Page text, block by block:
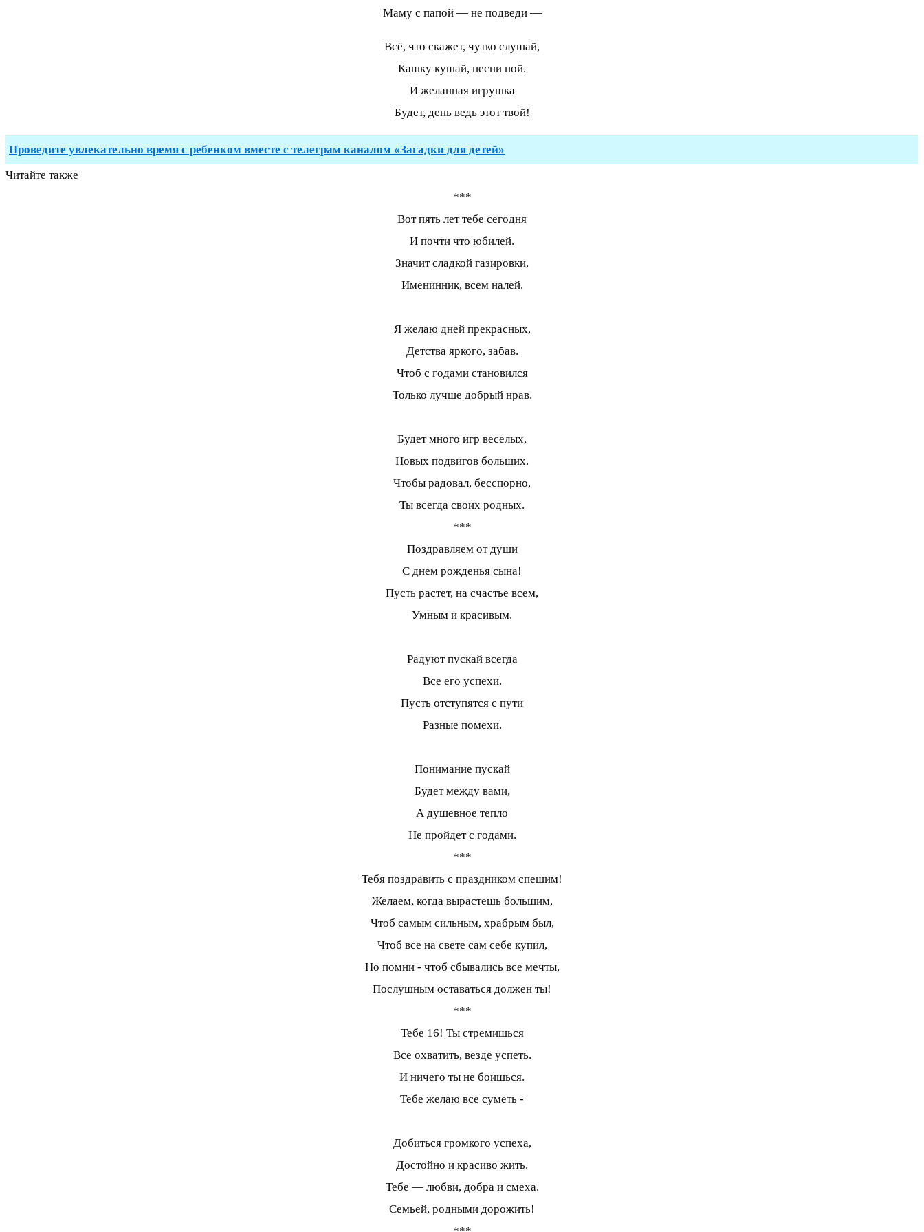
Маму с папой — не подведи —
Всё, что скажет, чутко слушай,
Кашку кушай, песни пой.
И желанная игрушка
Будет, день ведь этот твой!
Проведите увлекательно время с ребенком вместе с телеграм каналом «Загадки для детей»
Читайте также
***
Вот пять лет тебе сегодня
И почти что юбилей.
Значит сладкой газировки,
Именинник, всем налей.
Я желаю дней прекрасных,
Детства яркого, забав.
Чтоб с годами становился
Только лучше добрый нрав.
Будет много игр веселых,
Новых подвигов больших.
Чтобы радовал, бесспорно,
Ты всегда своих родных.
***
Поздравляем от души
С днем рожденья сына!
Пусть растет, на счастье всем,
Умным и красивым.
Радуют пускай всегда
Все его успехи.
Пусть отступятся с пути
Разные помехи.
Понимание пускай
Будет между вами,
А душевное тепло
Не пройдет с годами.
***
Тебя поздравить с праздником спешим!
Желаем, когда вырастешь большим,
Чтоб самым сильным, храбрым был,
Чтоб все на свете сам себе купил,
Но помни - чтоб сбывались все мечты,
Послушным оставаться должен ты!
***
Тебе 16! Ты стремишься
Все охватить, везде успеть.
И ничего ты не боишься.
Тебе желаю все суметь -
Добиться громкого успеха,
Достойно и красиво жить.
Тебе — любви, добра и смеха.
Семьей, родными дорожить!